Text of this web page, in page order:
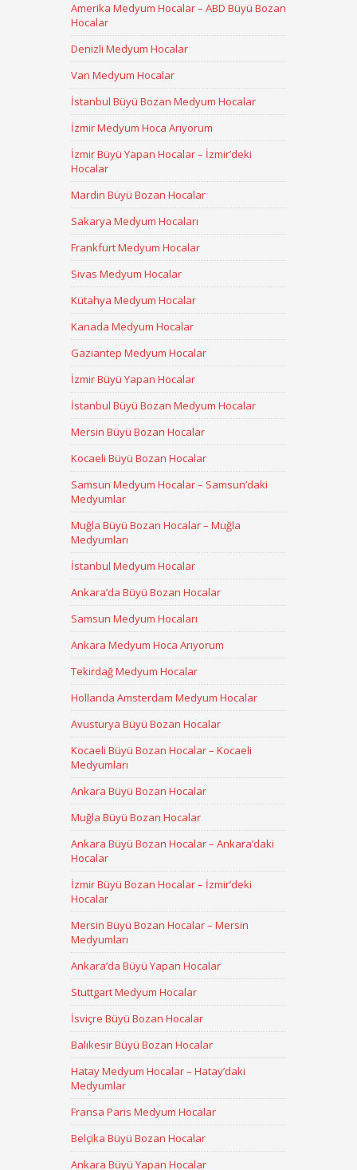
Amerika Medyum Hocalar – ABD Büyü Bozan
Hocalar
Denizli Medyum Hocalar
Van Medyum Hocalar
İstanbul Büyü Bozan Medyum Hocalar
İzmir Medyum Hoca Arıyorum
İzmir Büyü Yapan Hocalar – İzmir’deki
Hocalar
Mardin Büyü Bozan Hocalar
Sakarya Medyum Hocaları
Frankfurt Medyum Hocalar
Sivas Medyum Hocalar
Kütahya Medyum Hocalar
Kanada Medyum Hocalar
Gaziantep Medyum Hocalar
İzmir Büyü Yapan Hocalar
İstanbul Büyü Bozan Medyum Hocalar
Mersin Büyü Bozan Hocalar
Kocaeli Büyü Bozan Hocalar
Samsun Medyum Hocalar – Samsun’daki
Medyumlar
Muğla Büyü Bozan Hocalar – Muğla
Medyumları
İstanbul Medyum Hocalar
Ankara’da Büyü Bozan Hocalar
Samsun Medyum Hocaları
Ankara Medyum Hoca Arıyorum
Tekirdağ Medyum Hocalar
Hollanda Amsterdam Medyum Hocalar
Avusturya Büyü Bozan Hocalar
Kocaeli Büyü Bozan Hocalar – Kocaeli
Medyumları
Ankara Büyü Bozan Hocalar
Muğla Büyü Bozan Hocalar
Ankara Büyü Bozan Hocalar – Ankara’daki
Hocalar
İzmir Büyü Bozan Hocalar – İzmir’deki
Hocalar
Mersin Büyü Bozan Hocalar – Mersin
Medyumları
Ankara’da Büyü Yapan Hocalar
Stuttgart Medyum Hocalar
İsviçre Büyü Bozan Hocalar
Balıkesir Büyü Bozan Hocalar
Hatay Medyum Hocalar – Hatay’daki
Medyumlar
Fransa Paris Medyum Hocalar
Belçika Büyü Bozan Hocalar
Ankara Büyü Yapan Hocalar